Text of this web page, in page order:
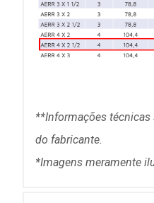
*Imagens meramente
**Informações
do fabricante.